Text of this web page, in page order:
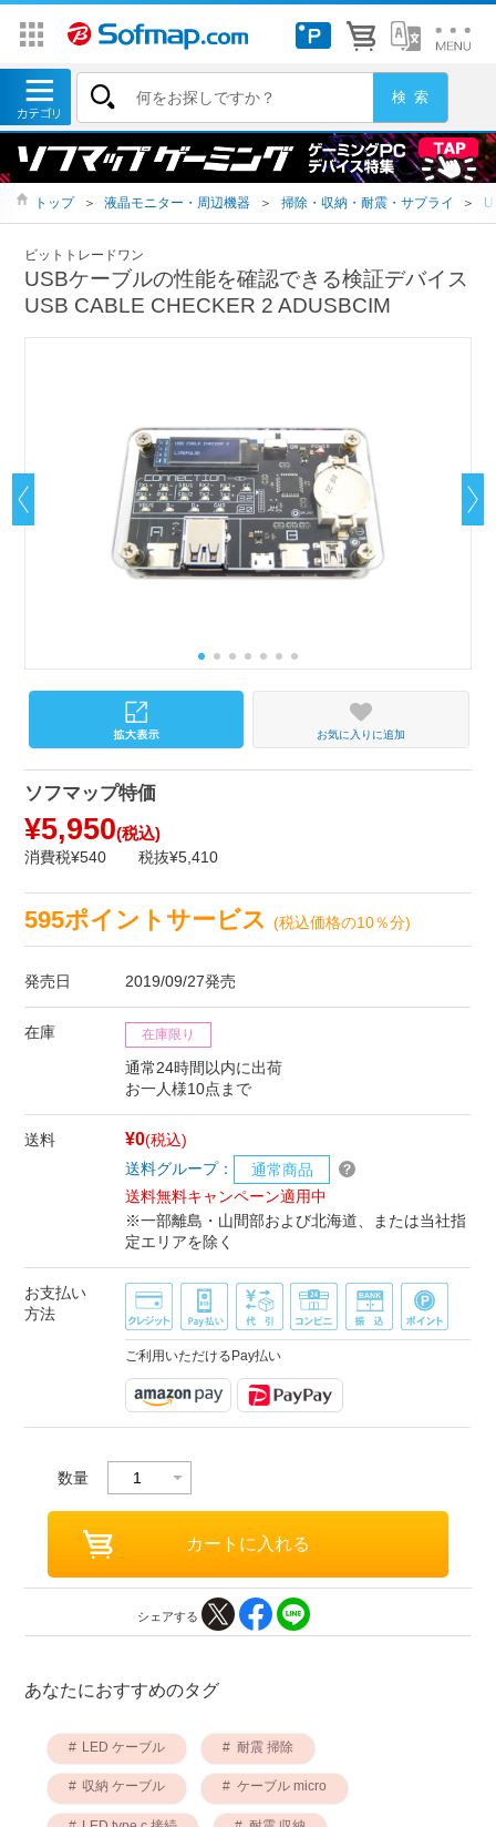
トップ ＞ 液晶モニター・周辺機器 ＞ 掃除・収納・耐震・サプライ ＞
ビットトレードワン
USBケーブルの性能を確認できる検証デバイス
USB CABLE CHECKER 2 ADUSBCIM
お気に入りに追加
ソフマップ特価
¥5,950(税込)
消費税¥540 税抜¥5,410
595ポイントサービス(税込価格の10％分)
発売日 2019/09/27発売
在庫 在庫限り
通常24時間以内に出荷
お一人様10点まで
送料 ¥0(税込)
送料グループ：
通常商品
送料無料キャンペーン適用中
※一部離島・山間部および北海道、または当社指
定エリアを除く
お支払い
方法
ご利用いただけるPay払い
数量
シェアする
あなたにおすすめのタグ
LED ケーブル 耐震 掃除
収納 ケーブル ケーブル micro